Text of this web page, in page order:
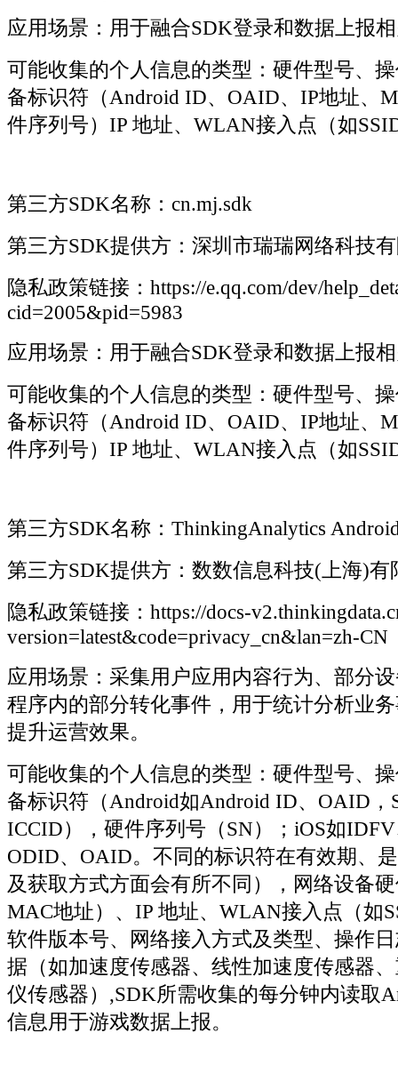
应用场景：用于融合SDK登录和数据上报
可能收集的个人信息的类型：硬件型号、
备标识符（Android ID、OAID、IP地址、
件序列号）IP 地址、WLAN接入点（如
第三方SDK名称：cn.mj.sdk
第三方SDK提供方：深圳市瑞瑞网络科技
隐私政策链接：https://e.qq.com/dev/
cid=2005&pid=5983
应用场景：用于融合SDK登录和数据上报
可能收集的个人信息的类型：硬件型号、
备标识符（Android ID、OAID、IP地址、
件序列号）IP 地址、WLAN接入点（如
第三方SDK名称：ThinkingAnalytics
第三方SDK提供方：数数信息科技(上海)有
隐私政策链接：https://docs-
version=latest&code=privacy_cn&lan=zh-CN
应用场景：采集用户应用内容行为、部分
程序内的部分转化事件，用于统计分析业
提升运营效果。
可能收集的个人信息的类型：硬件型号、
备标识符（Android如Android ID、OAID，
ICCID），硬件序列号（SN）；iOS如
ODID、OAID。不同的标识符在有效期、
及获取方式方面会有所不同），网络设备
MAC地址）、IP 地址、WLAN接入点（如
软件版本号、网络接入方式及类型、操作
据（如加速度传感器、线性加速度传感器
仪传感器）,SDK所需收集的每分钟内读取
信息用于游戏数据上报。